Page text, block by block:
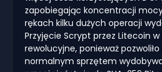
zapobiegając koncentracji
rękach kilku dużych operacji
Przyjęcie Scrypt przez Litecoin w
rewolucyjne, ponieważ
normalnym sprzętem